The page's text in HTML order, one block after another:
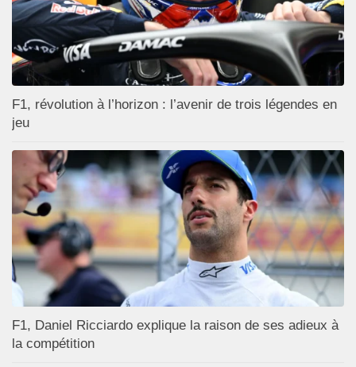
F1, révolution à l’horizon : l’avenir de trois légendes en
jeu
F1, Daniel Ricciardo explique la raison de ses adieux à
la compétition